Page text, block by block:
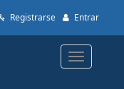
Registrarse Entrar
Toggle